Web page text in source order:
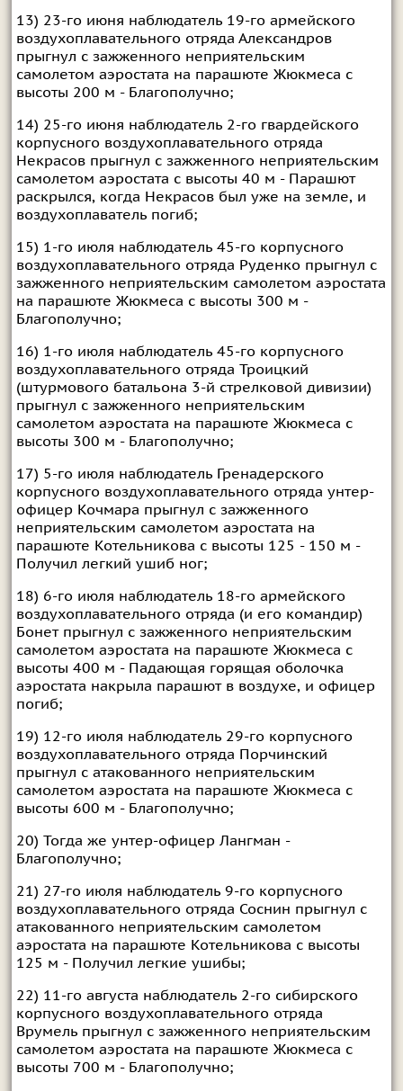
13) 23-го июня наблюдатель 19-го армейского
воздухоплавательного отряда Александров
прыгнул с зажженного неприятельским
самолетом аэростата на парашюте Жюкмеса с
высоты 200 м - Благополучно;
14) 25-го июня наблюдатель 2-го гвардейского
корпусного воздухоплавательного отряда
Некрасов прыгнул с зажженного неприятельским
самолетом аэростата с высоты 40 м - Парашют
раскрылся, когда Некрасов был уже на земле, и
воздухоплаватель погиб;
15) 1-го июля наблюдатель 45-го корпусного
воздухоплавательного отряда Руденко прыгнул с
зажженного неприятельским самолетом аэростата
на парашюте Жюкмеса с высоты 300 м -
Благополучно;
16) 1-го июля наблюдатель 45-го корпусного
воздухоплавательного отряда Троицкий
(штурмового батальона 3-й стрелковой дивизии)
прыгнул с зажженного неприятельским
самолетом аэростата на парашюте Жюкмеса с
высоты 300 м - Благополучно;
17) 5-го июля наблюдатель Гренадерского
корпусного воздухоплавательного отряда унтер-
офицер Кочмара прыгнул с зажженного
неприятельским самолетом аэростата на
парашюте Котельникова с высоты 125 - 150 м -
Получил легкий ушиб ног;
18) 6-го июля наблюдатель 18-го армейского
воздухоплавательного отряда (и его командир)
Бонет прыгнул с зажженного неприятельским
самолетом аэростата на парашюте Жюкмеса с
высоты 400 м - Падающая горящая оболочка
аэростата накрыла парашют в воздухе, и офицер
погиб;
19) 12-го июля наблюдатель 29-го корпусного
воздухоплавательного отряда Порчинский
прыгнул с атакованного неприятельским
самолетом аэростата на парашюте Жюкмеса с
высоты 600 м - Благополучно;
20) Тогда же унтер-офицер Лангман -
Благополучно;
21) 27-го июля наблюдатель 9-го корпусного
воздухоплавательного отряда Соснин прыгнул с
атакованного неприятельским самолетом
аэростата на парашюте Котельникова с высоты
125 м - Получил легкие ушибы;
22) 11-го августа наблюдатель 2-го сибирского
корпусного воздухоплавательного отряда
Врумель прыгнул с зажженного неприятельским
самолетом аэростата на парашюте Жюкмеса с
высоты 700 м - Благополучно;